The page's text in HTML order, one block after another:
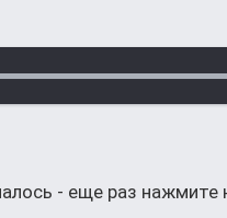
- еще раз нажмите